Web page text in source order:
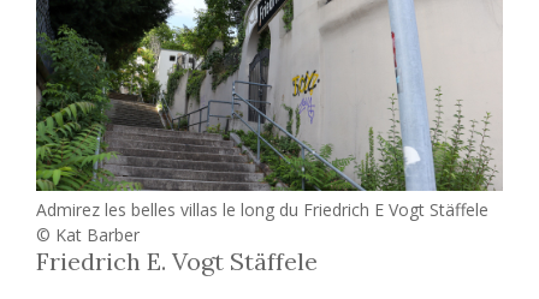
Admirez les belles villas le long du Friedrich E Vogt Stäffele
© Kat Barber
Friedrich E. Vogt Stäffele